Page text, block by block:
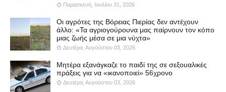
Παρασκευή, Ιουλίου 31, 2026
Οι αγρότες της Βόρειας Πιερίας δεν αντέχουν
άλλο: «Τα αγριογούρουνα μας παίρνουν τον κόπο
μιας ζωής μέσα σε μια νύχτα»
Δευτέρα, Αυγούστου 03, 2026
Μητέρα εξανάγκαζε το παιδί της σε σεξουαλικές
πράξεις για να «ικανοποιεί» 56χρονο
Δευτέρα, Αυγούστου 03, 2026